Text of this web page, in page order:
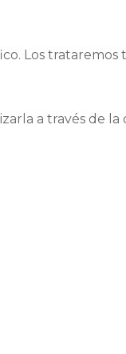
Los
a través de